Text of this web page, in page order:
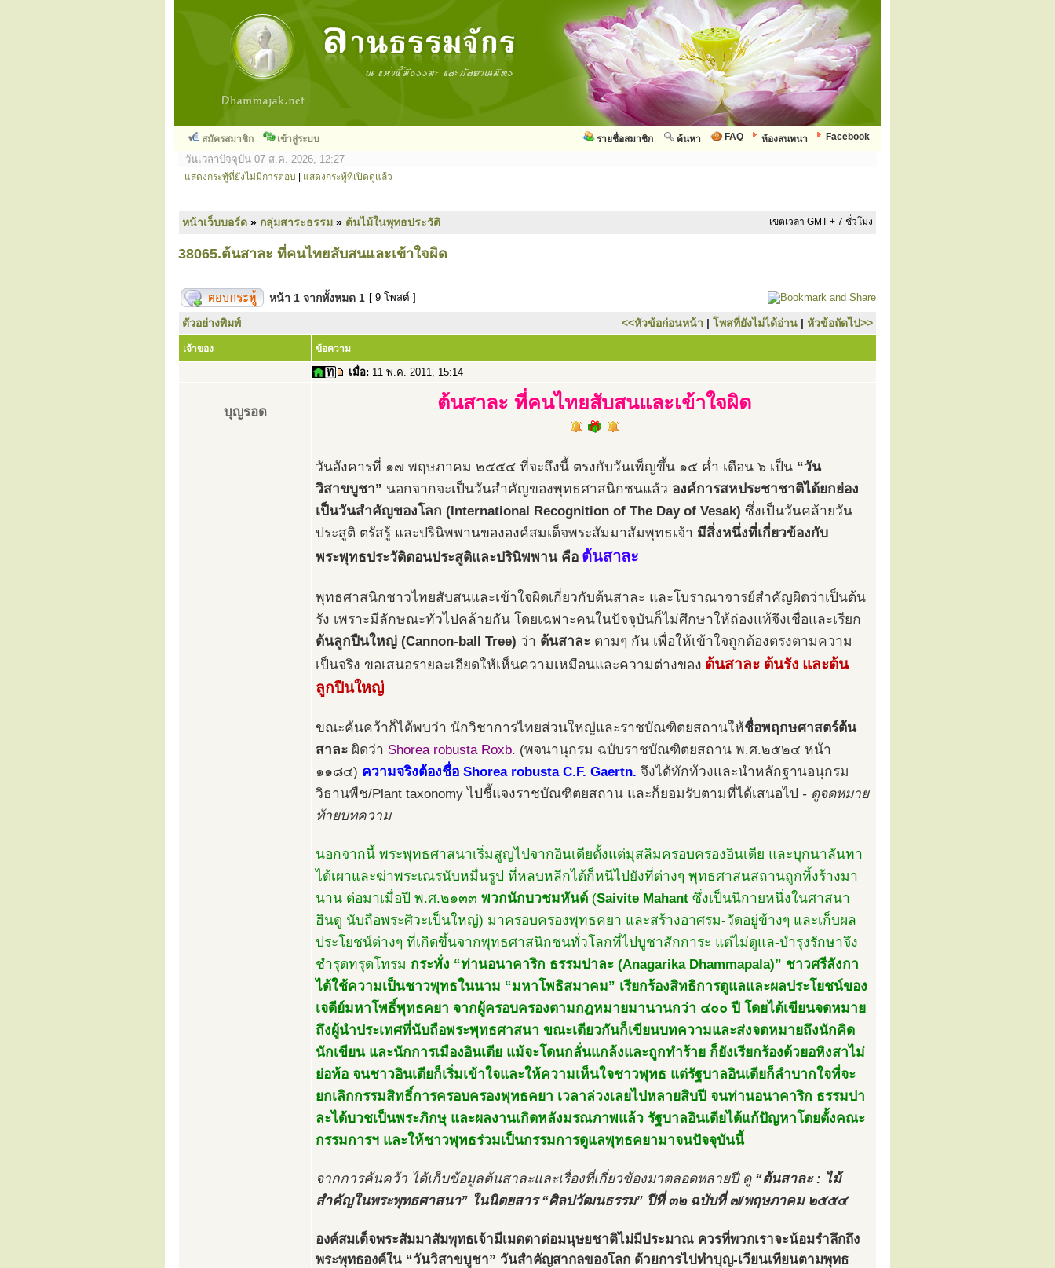
สมัครสมาชิก เข้าสู่ระบบ Facebook
ห้องสนทนา
FAQ
ค้นหา
รายชื่อสมาชิก
วันเวลาปัจจุบัน 07 ส.ค. 2026, 12:27
แสดงกระทู้ที่ยังไม่มีการตอบ แสดงกระทู้ที่เปิดดูแล้ว
หน้าเว็บบอร์ด » กลุ่มสาระธรรม » ต้นไม้ในพุทธประวัติ เขตเวลา GMT + 7 ชั่วโมง
38065.ต้นสาละ ที่คนไทยสับสนและเข้าใจผิด
หน้า 1 จากทั้งหมด 1 [ 9 โพสต์ ]
ตัวอย่างพิมพ์ <<หัวข้อก่อนหน้า | โพสที่ยังไม่ได้อ่าน | หัวข้อถัดไป>>
เจ้าของ ข้อความ
เมื่อ: 11 พ.ค. 2011, 15:14
บุญรอด ต้นสาละ ที่คนไทยสับสนและเข้าใจผิด
วันอังคารที่ ๑๗ พฤษภาคม ๒๕๕๔ ที่จะถึงนี้ ตรงกับวันเพ็ญขึ้น ๑๕ ค่ำ เดือน ๖ เป็น “วัน
วิสาขบูชา” นอกจากจะเป็นวันสำคัญของพุทธศาสนิกชนแล้ว องค์การสหประชาชาติได้ยกย่อง
เป็นวันสำคัญของโลก (International Recognition of The Day of Vesak) ซึ่งเป็นวันคล้ายวัน
ประสูติ ตรัสรู้ และปรินิพพานขององค์สมเด็จพระสัมมาสัมพุทธเจ้า มีสิ่งหนึ่งที่เกี่ยวข้องกับ
พระพุทธประวัติตอนประสูติและปรินิพพาน คือ ต้นสาละ
พุทธศาสนิกชาวไทยสับสนและเข้าใจผิดเกี่ยวกับต้นสาละ และโบราณาจารย์สำคัญผิดว่าเป็นต้น
รัง เพราะมีลักษณะทั่วไปคล้ายกัน โดยเฉพาะคนในปัจจุบันก็ไม่ศึกษาให้ถ่องแท้จึงเชื่อและเรียก
ต้นลูกปืนใหญ่ (Cannon-ball Tree) ว่า ต้นสาละ ตามๆ กัน เพื่อให้เข้าใจถูกต้องตรงตามความ
เป็นจริง ขอเสนอรายละเอียดให้เห็นความเหมือนและความต่างของ ต้นสาละ ต้นรัง และต้น
ลูกปืนใหญ่
ขณะค้นคว้าก็ได้พบว่า นักวิชาการไทยส่วนใหญ่และราชบัณฑิตยสถานให้ชื่อพฤกษศาสตร์ต้น
สาละ ผิดว่า Shorea robusta Roxb. (พจนานุกรม ฉบับราชบัณฑิตยสถาน พ.ศ.๒๕๒๔ หน้า
๑๑๘๔) ความจริงต้องชื่อ Shorea robusta C.F. Gaertn. จึงได้ทักท้วงและนำหลักฐานอนุกรม
วิธานพืช/Plant taxonomy ไปชี้แจงราชบัณฑิตยสถาน และก็ยอมรับตามที่ได้เสนอไป - ดูจดหมาย
ท้ายบทความ
นอกจากนี้ พระพุทธศาสนาเริ่มสูญไปจากอินเดียตั้งแต่มุสลิมครอบครองอินเดีย และบุกนาลันทา
ได้เผาและฆ่าพระเณรนับหมื่นรูป ที่หลบหลีกได้ก็หนีไปยังที่ต่างๆ พุทธศาสนสถานถูกทิ้งร้างมา
นาน ต่อมาเมื่อปี พ.ศ.๒๑๓๓ พวกนักบวชมหันต์ (Saivite Mahant ซึ่งเป็นนิกายหนึ่งในศาสนา
ฮินดู นับถือพระศิวะเป็นใหญ่) มาครอบครองพุทธคยา และสร้างอาศรม-วัดอยู่ข้างๆ และเก็บผล
ประโยชน์ต่างๆ ที่เกิดขึ้นจากพุทธศาสนิกชนทั่วโลกที่ไปบูชาสักการะ แต่ไม่ดูแล-บำรุงรักษาจึง
ชำรุดทรุดโทรม กระทั่ง “ท่านอนาคาริก ธรรมปาละ (Anagarika Dhammapala)” ชาวศรีลังกา
ได้ใช้ความเป็นชาวพุทธในนาม “มหาโพธิสมาคม” เรียกร้องสิทธิการดูแลและผลประโยชน์ของ
เจดีย์มหาโพธิ์พุทธคยา จากผู้ครอบครองตามกฎหมายมานานกว่า ๔๐๐ ปี โดยได้เขียนจดหมาย
ถึงผู้นำประเทศที่นับถือพระพุทธศาสนา ขณะเดียวกันก็เขียนบทความและส่งจดหมายถึงนักคิด
นักเขียน และนักการเมืองอินเดีย แม้จะโดนกลั่นแกล้งและถูกทำร้าย ก็ยังเรียกร้องด้วยอหิงสาไม่
ย่อท้อ จนชาวอินเดียก็เริ่มเข้าใจและให้ความเห็นใจชาวพุทธ แต่รัฐบาลอินเดียก็ลำบากใจที่จะ
ยกเลิกกรรมสิทธิ์การครอบครองพุทธคยา เวลาล่วงเลยไปหลายสิบปี จนท่านอนาคาริก ธรรมปา
ละได้บวชเป็นพระภิกษุ และผลงานเกิดหลังมรณภาพแล้ว รัฐบาลอินเดียได้แก้ปัญหาโดยตั้งคณะ
กรรมการฯ และให้ชาวพุทธร่วมเป็นกรรมการดูแลพุทธคยามาจนปัจจุบันนี้
จากการค้นคว้า ได้เก็บข้อมูลต้นสาละและเรื่องที่เกี่ยวข้องมาตลอดหลายปี ดู “ต้นสาละ : ไม้
สำคัญในพระพุทธศาสนา” ในนิตยสาร “ศิลปวัฒนธรรม” ปีที่ ๓๒ ฉบับที่ ๗/พฤษภาคม ๒๕๕๔
องค์สมเด็จพระสัมมาสัมพุทธเจ้ามีเมตตาต่อมนุษยชาติไม่มีประมาณ ควรที่พวกเราจะน้อมรำลึกถึง
พระพุทธองค์ใน “วันวิสาขบูชา” วันสำคัญสากลของโลก ด้วยการไปทำบุญ-เวียนเทียนตามพุทธ